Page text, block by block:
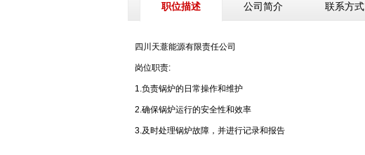
职位描述 公司简介 联系方式
四川天薏能源有限责任公司
岗位职责:
1.负责锅炉的日常操作和维护
2.确保锅炉运行的安全性和效率
3.及时处理锅炉故障，并进行记录和报告